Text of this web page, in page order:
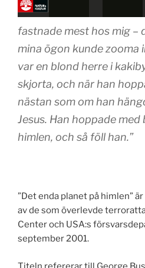
fastnade mest hos mig –
mina ögon kunde zooma
var en blond herre i
skjorta, och när han
nästan som om han
Jesus. Han hoppade
himlen, och så föll han.”
”Det enda planet på himlen”
av de som överlevde
Center och USA:s
september 2001.